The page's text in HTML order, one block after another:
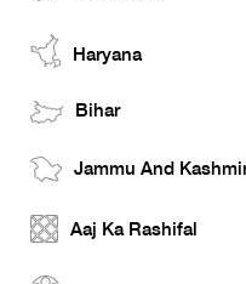
Haryana
Bihar
Jammu And
Aaj Ka Rashifal